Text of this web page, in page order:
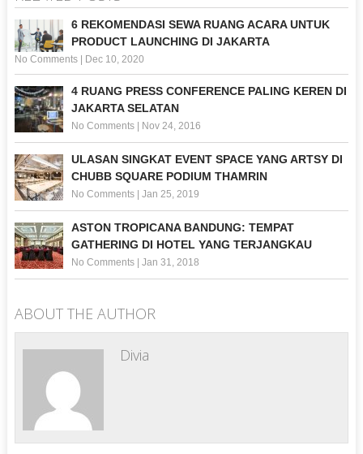
6 REKOMENDASI SEWA RUANG ACARA UNTUK
PRODUCT LAUNCHING DI JAKARTA
No Comments| Dec 10, 2020
4 RUANG PRESS CONFERENCE PALING KEREN DI
JAKARTA SELATAN
No Comments| Nov 24, 2016
ULASAN SINGKAT EVENT SPACE YANG ARTSY DI
CHUBB SQUARE PODIUM THAMRIN
No Comments| Jan 25, 2019
ASTON TROPICANA BANDUNG: TEMPAT
GATHERING DI HOTEL YANG TERJANGKAU
No Comments| Jan 31, 2018
ABOUT THE AUTHOR
Divia